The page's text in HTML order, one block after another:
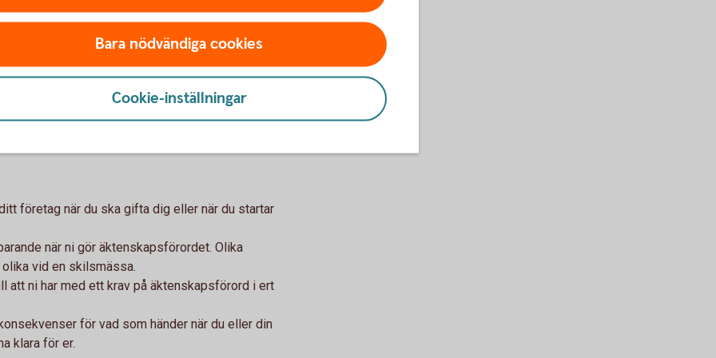
det vara undertecknat av båda parter,
upphävas eller ändras när som helst.
men det är klokt att stämma av
företag när du ska gifta dig eller när du startar
när ni gör äktenskapsförordet. Olika
vid en skilsmässa.
att ni har med ett krav på äktenskapsförord i ert
för vad som händer när du eller din
klara för er.
Bara nödvändiga cookies
Cookie-inställningar